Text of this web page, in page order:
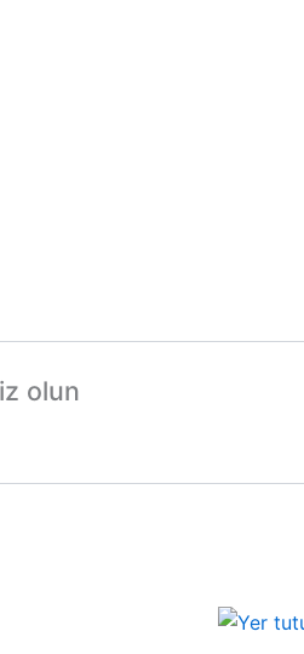
olun